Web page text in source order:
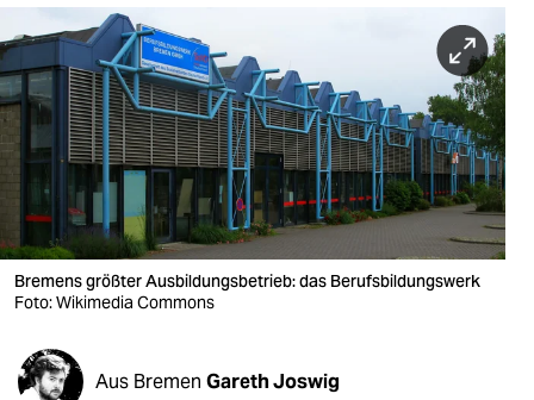
sport
berlin
nord
wahrheit
verlag
verlag
shop
Bremens größter Ausbildungsbetrieb: das Berufsbildungswerk
Foto: Wikimedia Commons
Aus Bremen Gareth Joswig